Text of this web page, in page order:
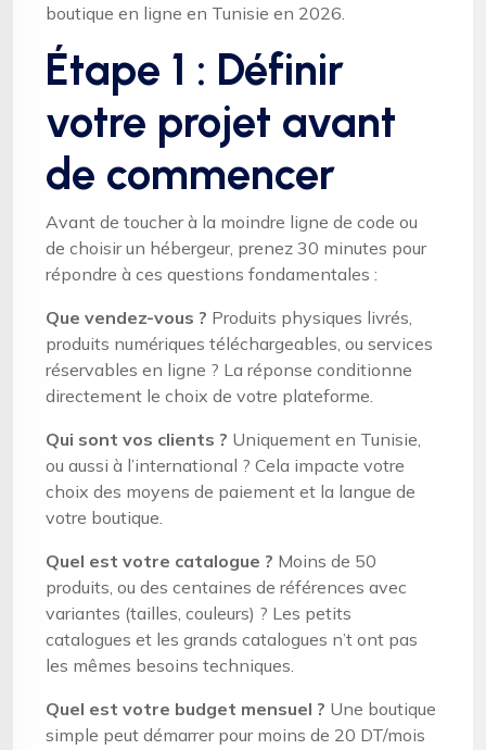
boutique en ligne en Tunisie en 2026.
Étape 1 : Définir
votre projet avant
de commencer
Avant de toucher à la moindre ligne de code ou
de choisir un hébergeur, prenez 30 minutes pour
répondre à ces questions fondamentales :
Que vendez-vous ? Produits physiques livrés,
produits numériques téléchargeables, ou services
réservables en ligne ? La réponse conditionne
directement le choix de votre plateforme.
Qui sont vos clients ? Uniquement en Tunisie,
ou aussi à l’international ? Cela impacte votre
choix des moyens de paiement et la langue de
votre boutique.
Quel est votre catalogue ? Moins de 50
produits, ou des centaines de références avec
variantes (tailles, couleurs) ? Les petits
catalogues et les grands catalogues n’t ont pas
les mêmes besoins techniques.
Quel est votre budget mensuel ? Une boutique
simple peut démarrer pour moins de 20 DT/mois